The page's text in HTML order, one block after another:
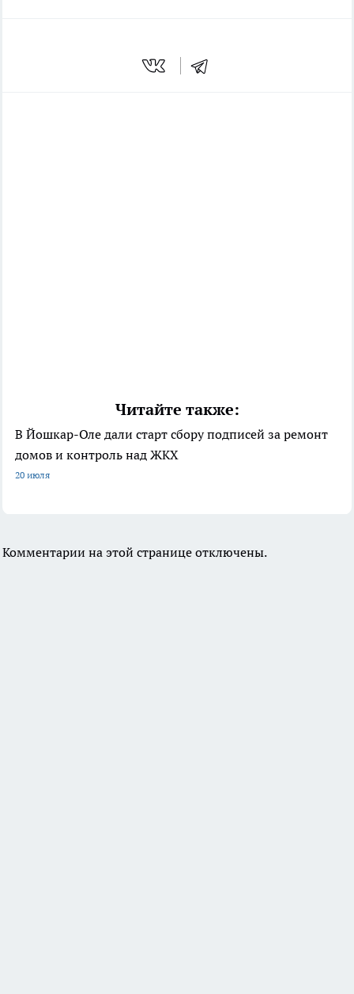
Читайте также:
В Йошкар-Оле дали старт сбору подписей за ремонт
домов и контроль над ЖКХ
20 июля
Комментарии на этой странице отключены.